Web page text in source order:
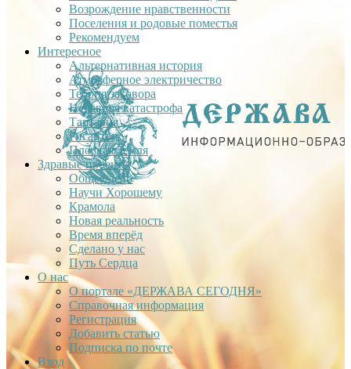
Возрождение нравственности
Поселения и родовые поместья
Рекомендуем
Интересное
Альтернативная история
Атмосферное электричество
Теория заговора
Недавняя катастрофа
Тартария
Гиганты
Плоская Земля
Здравые проекты
Общее дело
Научи Хорошему
Крамола
Новая реальность
Время вперёд
Сделано у нас
Путь Сердца
О нас
О портале «ДЕРЖАВА СЕГОДНЯ»
Справочная информация
Регистрация
Добавить статью
Подписка по почте
Вход